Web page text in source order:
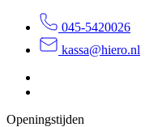
045-5420026
kassa@hiero.nl
Openingstijden